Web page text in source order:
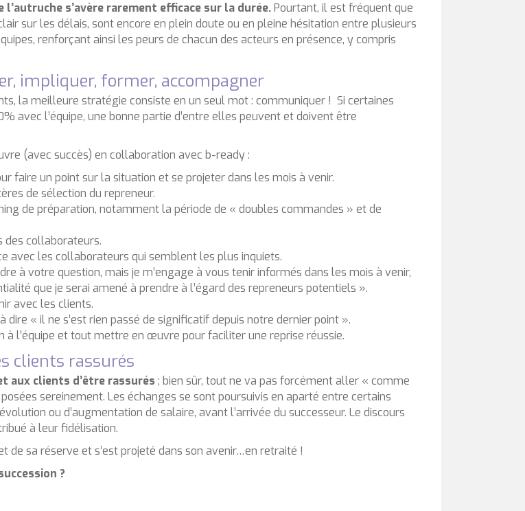
s’avère rarement efficace sur la durée.Pourtant, il est fréquent que
sur les délais, sont encore en plein doute ou en pleine hésitation entre plusieurs
renforçant ainsi les peurs de chacun des acteurs en présence, y compris
impliquer, former, accompagner
la meilleure stratégie consiste en un seul mot : communiquer ! Si certaines
avec l’équipe, une bonne partie d’entre elles peuvent et doivent être
(avec succès) en collaboration avec b-ready :
faire un point sur la situation et se projeter dans les mois à venir.
de sélection du repreneur.
de préparation, notamment la période de « doubles commandes » et de
des collaborateurs.
avec les collaborateurs qui semblent les plus inquiets.
à votre question, mais je m’engage à vous tenir informés dans les mois à venir,
que je serai amené à prendre à l’égard des repreneurs potentiels ».
avec les clients.
« il ne s’est rien passé de significatif depuis notre dernier point ».
l’équipe et tout mettre en œuvre pour faciliter une reprise réussie.
clients rassurés
aux clients d’être rassurés ; bien sûr, tout ne va pas forcément aller « comme
sereinement. Les échanges se sont poursuivis en aparté entre certains
ou d’augmentation de salaire, avant l’arrivée du successeur. Le discours
à leur fidélisation.
de sa réserve et s’est projeté dans son avenir…en retraité !
?